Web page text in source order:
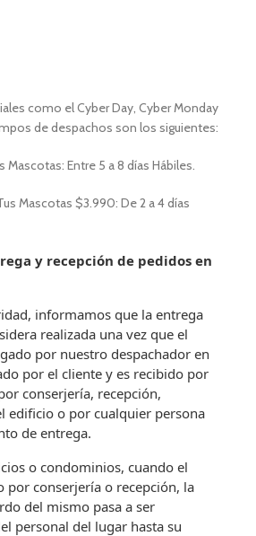
como el Cyber Day, Cyber Monday
de despachos son los siguientes:
Mascotas: Entre 5 a 8 días Hábiles.
Mascotas $3.990: De 2 a 4 días
y recepción de pedidos en
informamos que la entrega
realizada una vez que el
por nuestro despachador en
por el cliente y es recibido por
conserjería, recepción,
edificio o por cualquier persona
de entrega.
o condominios, cuando el
por conserjería o recepción, la
del mismo pasa a ser
personal del lugar hasta su